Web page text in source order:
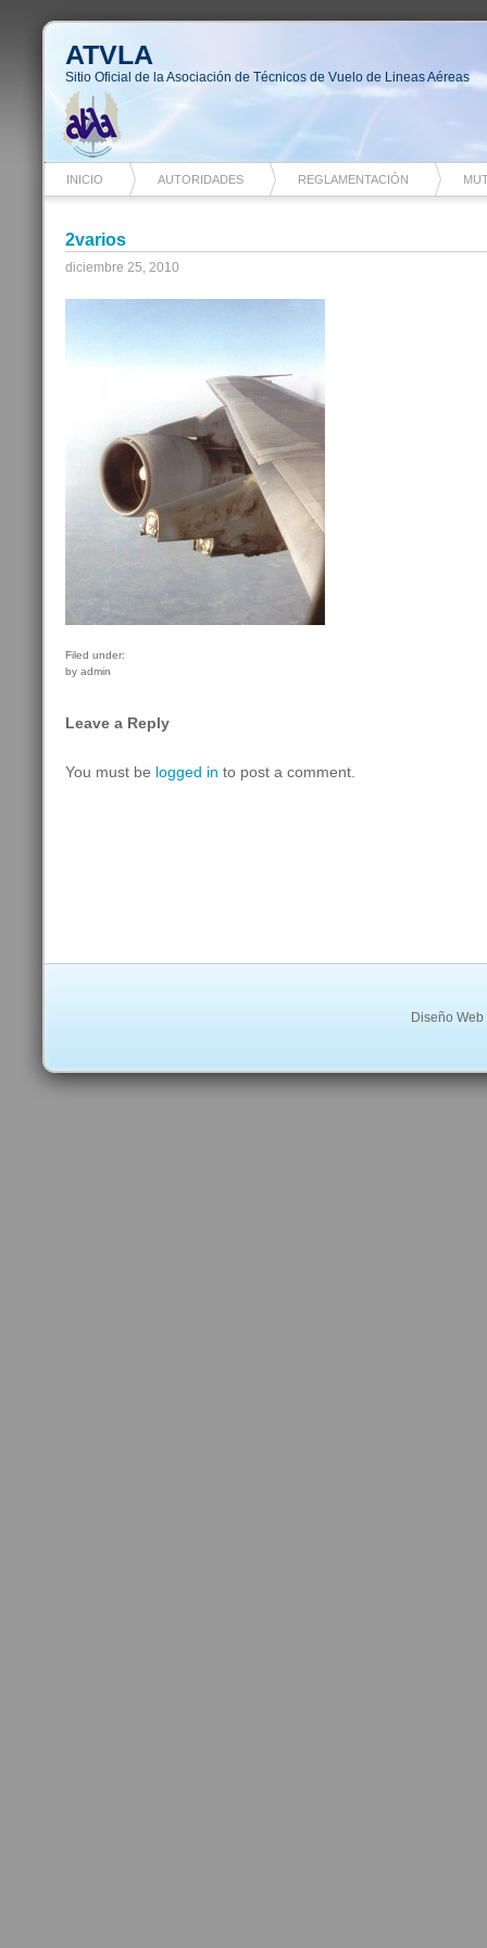
ATVLA
Sitio Oficial de la Asociación de Técnicos de Vuelo de Lineas Aéreas
INICIO AUTORIDADES REGLAMENTACIÓN
2varios
diciembre 25, 2010
Filed under:
by admin
Leave a Reply
You must be logged in to post a comment.
Diseño Web